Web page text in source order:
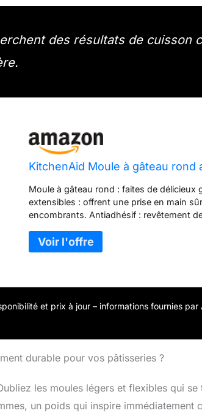
des résultats de cuisson
KitchenAid Moule à gâteau
Moule à gâteau rond : faites de délicieux
extensibles : offrent une prise en main
encombrants. Antiadhésif : revêtement
supérieure : acier aluminisé robuste avec
empêche la déformation au fil du temps.
et prix à jour – informations fournies par
durable pour vos pâtisseries ?
les moules légers et flexibles qui
un poids qui inspire immédiatement